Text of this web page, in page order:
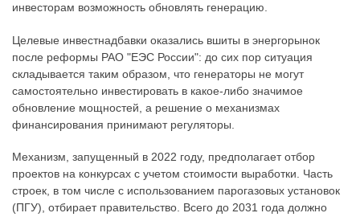
инвесторам возможность обновлять генерацию.
Целевые инвестнадбавки оказались вшиты в энергорынок
после реформы РАО "ЕЭС России": до сих пор ситуация
складывается таким образом, что генераторы не могут
самостоятельно инвестировать в какое-либо значимое
обновление мощностей, а решение о механизмах
финансирования принимают регуляторы.
Механизм, запущенный в 2022 году, предполагает отбор
проектов на конкурсах с учетом стоимости выработки. Часть
строек, в том числе с использованием парогазовых установок
(ПГУ), отбирает правительство. Всего до 2031 года должно